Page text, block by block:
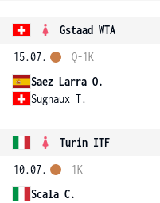
Gstaad WTA
15.07.
Saez Larra O.
Sugnaux T.
Q-1K
Turín ITF
10.07.
Scala C.
1K